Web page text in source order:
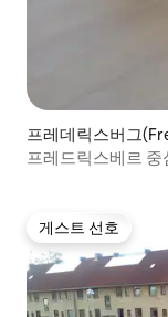
프레데릭스버그
프레드릭스베르
게스트 선호
게스트 선호